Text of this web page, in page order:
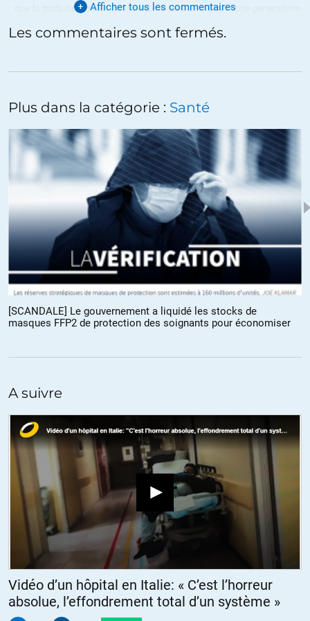
que la maladie n’a rien de la peste mais que la psychose generalisee
21.03.2020 à 18h28
« les médias alarmistes’ incompétents…l’ennemi c’est la peur…la
vrai pandémie c’est la psychose »
https://youtu.be/p-GBTt_Qa4Y?t=858
il y a des années que je ne regarde plus les médias télévisuels, en
regardant ce pamphlétaire je découvres avec stupéfaction toutes
les âneries proférées par nos soit disant responsables politiques
et véhiculées avec une grande complaisance par les médias
subventionnés par l’impôt.
Quand je penses à toute l’artillerie qui est sortie contre les petit
blogs au prétexte de fakes news…
Alors vous dites que le virus c’est rien, un peu comme les gens
autant de pagaille dans les instances dirigeantes, qu’est-ce-que
+1 ALERTER
feeloo // 22.03.2020 à 15h42
Il me semble que c’est RÉELLEMENT GRAVE depuis un bon bout
de temps.
Incompétence Cocorico ! 21.03.2020 à 09h04
Afficher tous les commentaires
Les commentaires sont fermés.
Plus dans la catégorie : Santé
[SCANDALE] Le gouvernement a liquidé les stocks de
masques FFP2 de protection des soignants pour économiser
A suivre
Vidéo d’un hôpital en Italie: « C’est l’horreur
absolue, l’effondrement total d’un système »